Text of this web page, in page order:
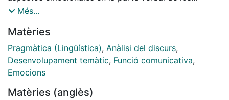
anuncios publicitarios en prensa escrita en lengua
de una publicidad emocional o racional, sino más bien
describir la complementariedad de éstos, tanto a nivel
funcional como formal. Para ello, el desarrollo
temático se ha utilizado como indicador de la
recursos semántico-sintácticos poniéndolos en
Més...
Matèries
Pragmàtica (Lingüística), Anàlisi del discurs,
Desenvolupament temàtic, Funció comunicativa,
Emocions
Matèries (anglès)